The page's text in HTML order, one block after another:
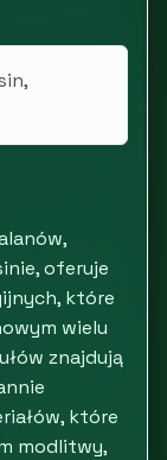
oferuje
które
wielu
znajdują
które
modlitwy,